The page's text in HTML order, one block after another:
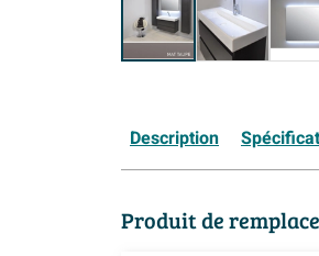
Description
Produit de